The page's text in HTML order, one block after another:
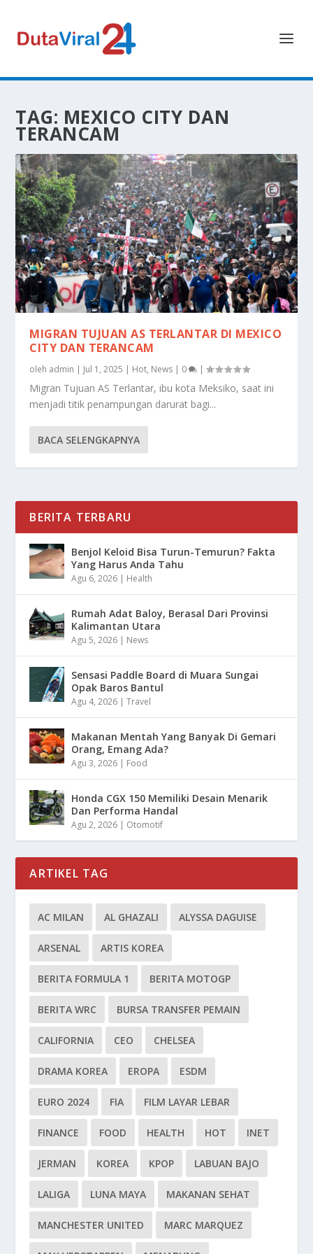
TAG: MEXICO CITY DAN
TERANCAM
MIGRAN TUJUAN AS TERLANTAR DI MEXICO
CITY DAN TERANCAM
oleh admin | Jul 1, 2025 | Hot, News | 0 |
Migran Tujuan AS Terlantar, ibu kota Meksiko, saat ini
menjadi titik penampungan darurat bagi...
BACA SELENGKAPNYA
BERITA TERBARU
Benjol Keloid Bisa Turun-Temurun? Fakta
Yang Harus Anda Tahu
Agu 6, 2026 | Health
Rumah Adat Baloy, Berasal Dari Provinsi
Kalimantan Utara
Agu 5, 2026 | News
Sensasi Paddle Board di Muara Sungai
Opak Baros Bantul
Agu 4, 2026 |Travel
Makanan Mentah Yang Banyak Di Gemari
Orang, Emang Ada?
Agu 3, 2026 | Food
Honda CGX 150 Memiliki Desain Menarik
Dan Performa Handal
Agu 2, 2026 | Otomotif
ARTIKEL TAG
AC MILAN AL GHAZALI ALYSSA DAGUISE
ARSENAL ARTIS KOREA
BERITA FORMULA 1 BERITA MOTOGP
BERITA WRC BURSA TRANSFER PEMAIN
CALIFORNIA CEO CHELSEA
DRAMA KOREA EROPA ESDM
EURO 2024 FIA FILM LAYAR LEBAR
FINANCE FOOD HEALTH HOT INET
JERMAN KOREA KPOP LABUAN BAJO
LALIGA LUNA MAYA MAKANAN SEHAT
MANCHESTER UNITED MARC MARQUEZ